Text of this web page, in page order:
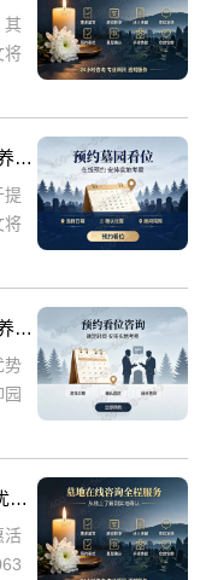
其
将
景仰园陵园园区绿化墓碑完整报价 常年养护不收取额外费用详解与专属优惠活动介绍
提
将
景仰园陵园园区绿化墓碑完整报价 常年养护不收取额外费用详解与优势分析
势
景仰园陵园养护墓碑特价：老带新共享优惠，福利大放送！
活